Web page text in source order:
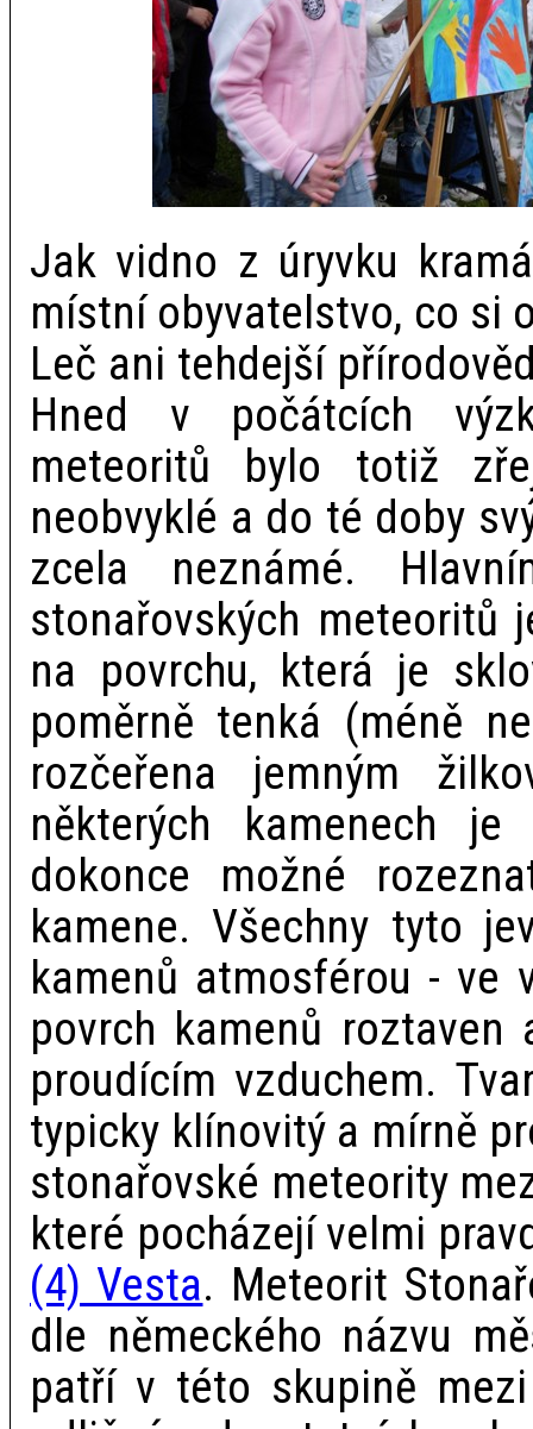
Jak vidno z úryvku
místní obyvatelstvo, co si
Leč ani tehdejší
Hned v počátcích
meteoritů bylo totiž
neobvyklé a do té doby
zcela neznámé.
stonařovských meteoritů
na povrchu, která je
poměrně tenká (méně
rozčeřena jemným
některých kamenech
dokonce možné
kamene. Všechny tyto
kamenů atmosférou - ve
povrch kamenů roztaven
proudícím vzduchem.
typicky klínovitý a mírně
stonařovské meteority
které pocházejí velmi
(4) Vesta. Meteorit
dle německého názvu
patří v této skupině